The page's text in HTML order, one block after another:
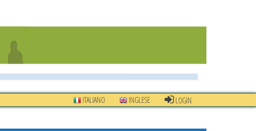
ITALIANO INGLESE LOGIN